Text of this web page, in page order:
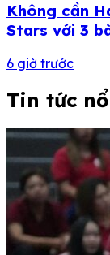
Không cần
Stars với 3
6 giờ trước
Tin tức